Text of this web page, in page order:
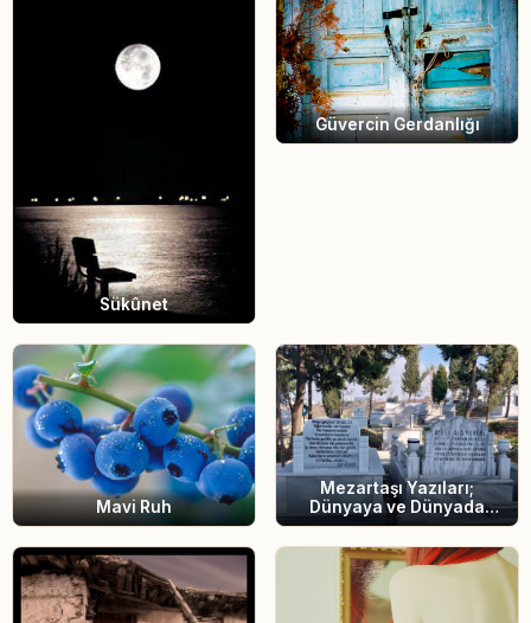
Sükûnet
Güvercin Gerdanlığı
Mavi Ruh
Mezartaşı Yazıları;
Dünyaya ve Dünyada
Kalanlara İki Çift Laf